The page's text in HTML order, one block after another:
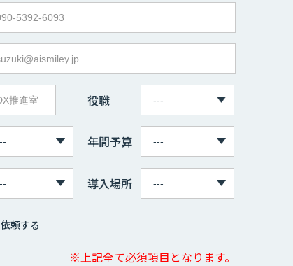
役職
年間予算
導入場所
依頼する
※上記全て必須項目となります。